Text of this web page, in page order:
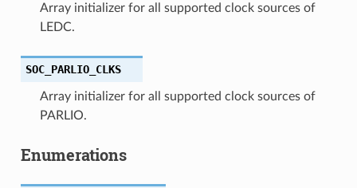
Array initializer for all supported clock sources of
LEDC.
SOC_PARLIO_CLKS
Array initializer for all supported clock sources of
PARLIO.
Enumerations